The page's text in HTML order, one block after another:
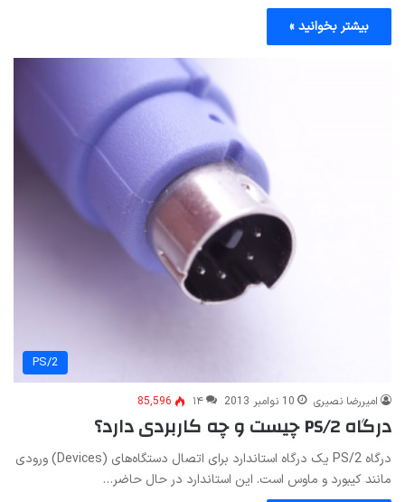
بیشتر بخوانید »
PS/2
امیررضا نصیری 10 نوامبر 2013 ۱۴ 85,596
درگاه PS/2 چیست و چه کاربردی دارد؟
درگاه PS/2 یک درگاه استاندارد برای اتصال دستگاه‌های (Devices) ورودی
مانند کیبورد و ماوس است. این استاندارد در حال حاضر…